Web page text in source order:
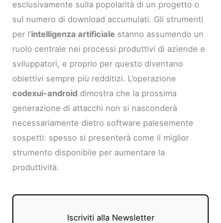
esclusivamente sulla popolarità di un progetto o
sul numero di download accumulati. Gli strumenti
per l’intelligenza artificiale stanno assumendo un
ruolo centrale nei processi produttivi di aziende e
sviluppatori, e proprio per questo diventano
obiettivi sempre più redditizi. L’operazione
codexui-android dimostra che la prossima
generazione di attacchi non si nasconderà
necessariamente dietro software palesemente
sospetti: spesso si presenterà come il miglior
strumento disponibile per aumentare la
produttività.
Iscriviti alla Newsletter